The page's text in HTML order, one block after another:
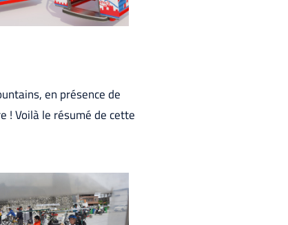
en présence de
! Voilà le résumé de cette